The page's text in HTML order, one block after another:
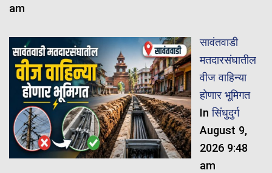
am
सावंतवाडी
मतदारसंघातील
वीज वाहिन्या
होणार भूमिगत
Inसिंधुदुर्ग
August 9,
2026 9:48
am